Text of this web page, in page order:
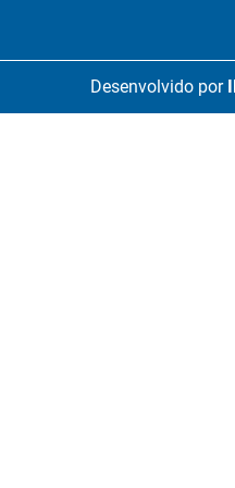
Desenvolvido por